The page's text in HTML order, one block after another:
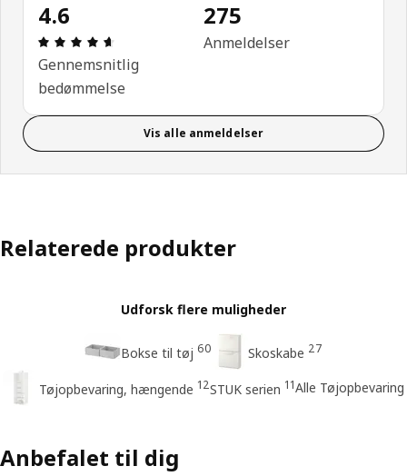
4.6
Anmeldelse: 4.6 Ud af 5 Stjerner. Anmeldelser i
Gennemsnitlig
bedømmelse
275
Anmeldelser
Vis alle anmeldelser
Relaterede produkter
Udforsk flere muligheder
Bokse til tøj 60 Skoskabe 27
Tøjopbevaring, hængende 12STUK serien 11Alle Tøjopbevaring
Anbefalet til dig